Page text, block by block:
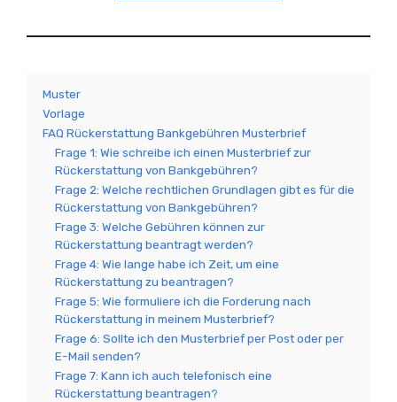
Muster
Vorlage
FAQ Rückerstattung Bankgebühren Musterbrief
Frage 1: Wie schreibe ich einen Musterbrief zur
Rückerstattung von Bankgebühren?
Frage 2: Welche rechtlichen Grundlagen gibt es für die
Rückerstattung von Bankgebühren?
Frage 3: Welche Gebühren können zur
Rückerstattung beantragt werden?
Frage 4: Wie lange habe ich Zeit, um eine
Rückerstattung zu beantragen?
Frage 5: Wie formuliere ich die Forderung nach
Rückerstattung in meinem Musterbrief?
Frage 6: Sollte ich den Musterbrief per Post oder per
E-Mail senden?
Frage 7: Kann ich auch telefonisch eine
Rückerstattung beantragen?